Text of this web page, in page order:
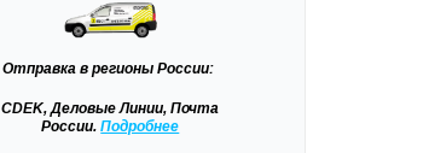
Отправка в регионы России:
CDEK, Деловые Линии, Почта
России.Подробнее